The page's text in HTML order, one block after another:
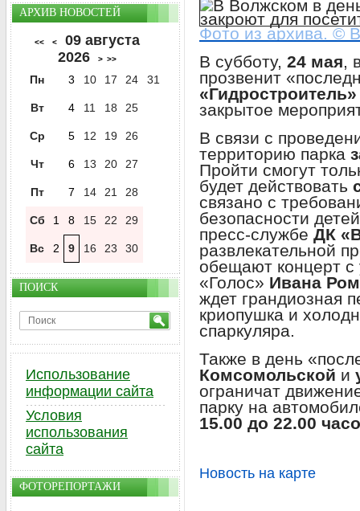
Фото из архива. ©
В субботу, 24 мая,
прозвенит
«Гидростроитель»
закрытое
В связи с
территорию парка
Пройти смогут
будет действовать
связано с
безопасности
пресс-службе ДК
развлекательной
обещают концерт
«Голос» Ивана
ждет грандиозная
криопушка и
спаркуляра.
Также в день
Комсомольской и
ограничат
парку на
15.00 до 22.00
Новость на карте
АРХИВ НОВОСТЕЙ
<< <
09 августа
2026
> >>
Пн 3 10 17 24 31
Вт 4 11 18 25
Ср 5 12 19 26
Чт 6 13 20 27
Пт 7 14 21 28
Сб 1 8 15 22 29
Вс 2 9 16 23 30
ПОИСК
Использование
информации сайта
Условия
использования
сайта
ФОТОРЕПОРТАЖИ